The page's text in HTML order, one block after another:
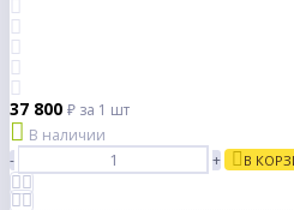
37 800 ₽ за 1 шт
В наличии
-
+ В